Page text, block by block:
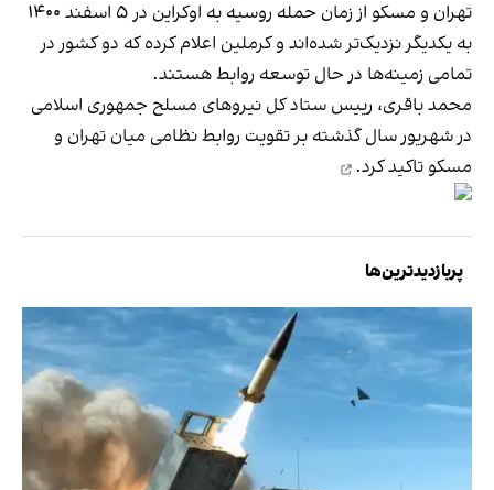
تهران و مسکو از زمان حمله روسیه به اوکراین در ۵ اسفند ۱۴۰۰
به یکدیگر نزدیک‌تر شده‌اند و کرملین اعلام کرده که دو کشور در
تمامی زمینه‌ها در حال توسعه روابط هستند.
محمد باقری، رییس ستاد کل نیروهای مسلح جمهوری اسلامی
در شهریور سال گذشته بر تقویت روابط نظامی میان تهران و
مسکوتاکید کرد.
پربازدیدترین‌ها